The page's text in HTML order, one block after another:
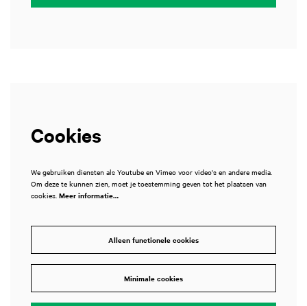
Cookies
We gebruiken diensten als Youtube en Vimeo voor video's en andere media.
Om deze te kunnen zien, moet je toestemming geven tot het plaatsen van
cookies. Meer informatie…
Alleen functionele cookies
Minimale cookies